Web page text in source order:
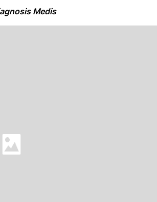
Medis